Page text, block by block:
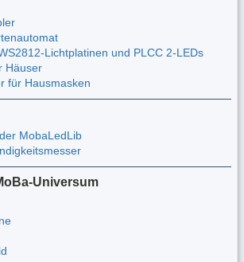
Lichtplatinen und PLCC 2-LEDs
Häuser
für Hausmasken
MobaLedLib
Universum